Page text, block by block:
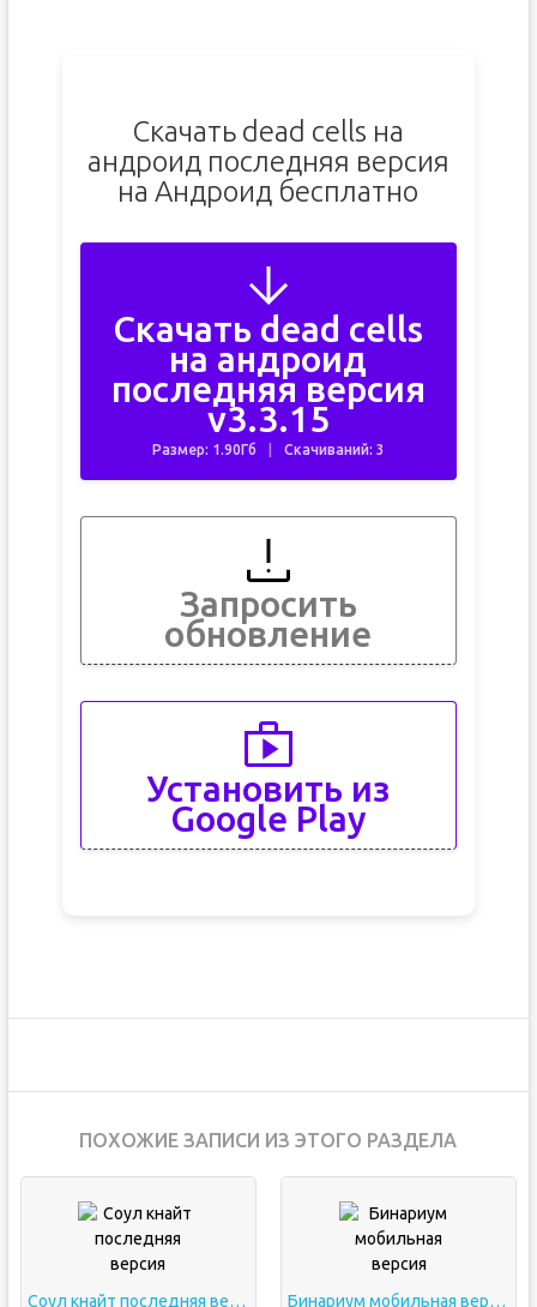
Скачать dead cells на
андроид последняя версия
на Андроид бесплатно
Скачать dead cells
на андроид
последняя версия
v3.3.15
Размер: 1.90Гб Скачиваний: 3
Запросить
обновление
Установить из
Google Play
ПОХОЖИЕ ЗАПИСИ ИЗ ЭТОГО РАЗДЕЛА
Соул кнайт последняя версия Бинариум мобильная версия